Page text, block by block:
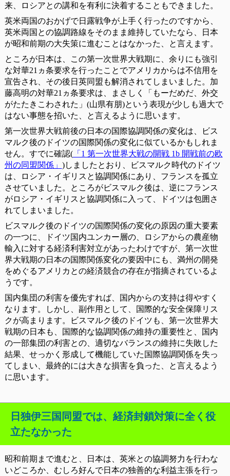
来、ロシアとの講和を有利に決着することもできました。
英米両国のおかげで日露戦争が上手く行ったのですから、
英米両国との協調路線をそのまま維持していたなら、日本
が昭和前期の大失策に進むことはなかった、と言えます。
ところが日本は、この第一次世界大戦期に、余りにも強引
な対華21ヵ条要求を行ったことでアメリカからは不信用を
宣告され、その後日英同盟も解消されてしまいました。加
藤高明の対華21ヵ条要求は、まさしく「もーだめだ、外交
がたたきこわされた」(山県有朋)という表現が少しも過大で
はない事態を招いた、と言えるように思います。
第一次世界大戦前後の日本の国際協調関係の変化は、ビス
マルク後のドイツの国際関係の変化に似ているかもしれま
せん。すでに確認(「1 第一次世界大戦の開戦 1b 開戦前の欧
州の同盟関係」 )しましたとおり、ビスマルク時代のドイツ
は、ロシア・イギリスと協調関係にあり、フランスを孤立
させていました。ところがビスマルク後は、逆にフランス
がロシア・イギリスと協調関係に入って、ドイツは包囲さ
れてしまいました。
ビスマルク後のドイツの国際関係の変化の原因の重大要素
の一つに、ドイツ国内ユンカー層の、ロシアからの農産物
輸入に対する経済利害対立があったわけですが、第一次世
界大戦期の日本の国際関係変化の要因中にも、満州の開発
をめぐるアメリカとの経済競合の存在が指摘されているよ
うです。
国内集団の利害を優先すれば、国内からの支持は得やすく
なります。しかし、副作用として、国際的な安全保障リス
クが高まります。ビスマルク後のドイツも、第一次世界大
戦期の日本も、国際的な協調関係の維持の重要性と、国内
の一部集団の利害との、適切なバランスの維持に失敗した
結果、せっかく形成して機能していた国際協調関係を失っ
てしまい、最終的には大きな損害を負った、と言えるよう
に思います。
日独伊三国同盟では、経済封鎖対策に全く役
立たなかった
昭和前期まで進むと、日本は、英米との協調努力を行わな
いどころか、むしろ好んで日本の独善的な利益主張を行っ